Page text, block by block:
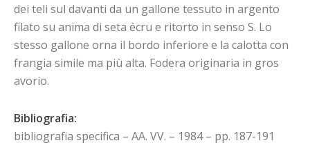
dei teli sul davanti da un gallone tessuto in argento
filato su anima di seta écru e ritorto in senso S. Lo
stesso gallone orna il bordo inferiore e la calotta con
frangia simile ma più alta. Fodera originaria in gros
avorio.
Bibliografia:
bibliografia specifica – AA. VV. – 1984 – pp. 187-191